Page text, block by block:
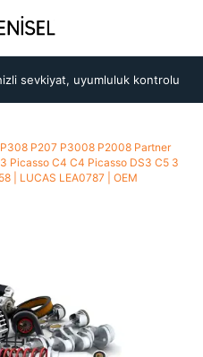
sevkiyat, uyumluluk kontrolu
P207 P3008 P2008 Partner
Picasso C4 C4 Picasso DS3 C5 3
| LUCAS LEA0787 | OEM